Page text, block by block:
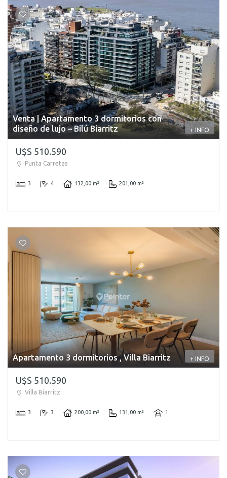
Venta | Apartamento 3 dormitorios con
diseño de lujo – Bilú Biarritz
+ INFO
U$S 510.590
Punta Carretas
3 4 132,00 m² 201,00 m²
Apartamento 3 dormitorios , Villa Biarritz + INFO
U$S 510.590
Villa Biarritz
3 3 200,00 m² 131,00 m² 1